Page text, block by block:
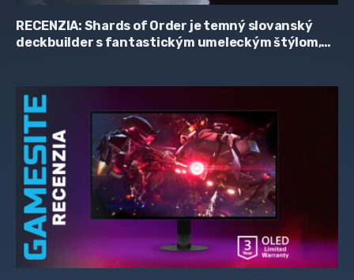
RECENZIA: Shards of Order je temný slovanský
deckbuilder s fantastickým umeleckým štýlom,